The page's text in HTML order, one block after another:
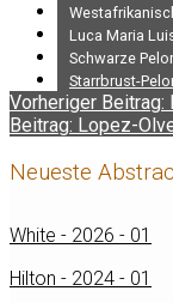
Luca Maria
Schwarze
Starrbrust-
Vorheriger Beitrag:
Beitrag: Lopez-
Neueste
White - 2026 - 01
Hilton - 2024 - 01